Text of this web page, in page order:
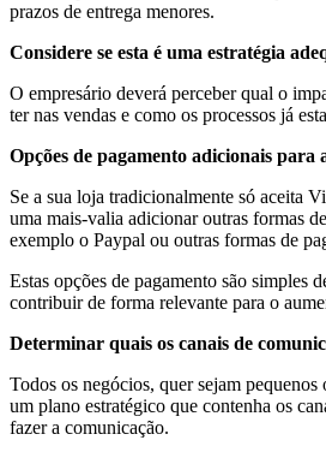
prazos de entrega menores.
Considere se esta é uma estratégia
O empresário deverá perceber qual o
ter nas vendas e como os processos já
Opções de pagamento adicionais para
Se a sua loja tradicionalmente só aceita
uma mais-valia adicionar outras formas
exemplo o Paypal ou outras formas de
Estas opções de pagamento são simples
contribuir de forma relevante para o
Determinar quais os canais de
Todos os negócios, quer sejam pequenos
um plano estratégico que contenha os
fazer a comunicação.